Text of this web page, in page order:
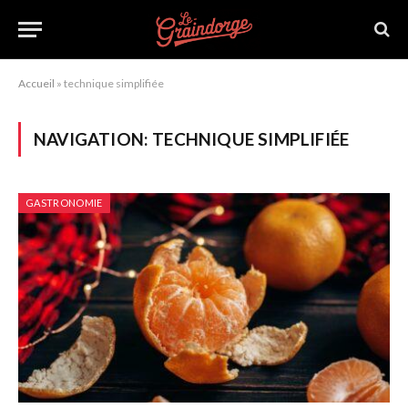
Accueil » technique simplifiée
NAVIGATION: TECHNIQUE SIMPLIFIÉE
GASTRONOMIE